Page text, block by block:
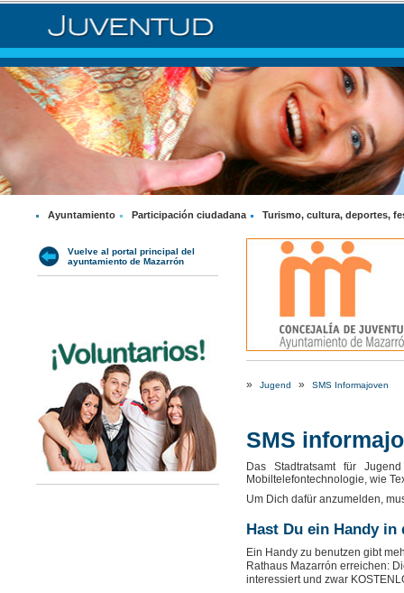
Ayuntamiento Participación ciudadana Turismo, cultura, deportes,
Vuelve al portal principal del
ayuntamiento de Mazarrón
» Jugend » SMS Informajoven
SMS
Das Stadtratsamt für
Mobiltelefontechnologie, wie
Um Dich dafür anzumelden,
Hast Du ein Handy in
Ein Handy zu benutzen gibt
Rathaus Mazarrón erreichen:
interessiert und zwar